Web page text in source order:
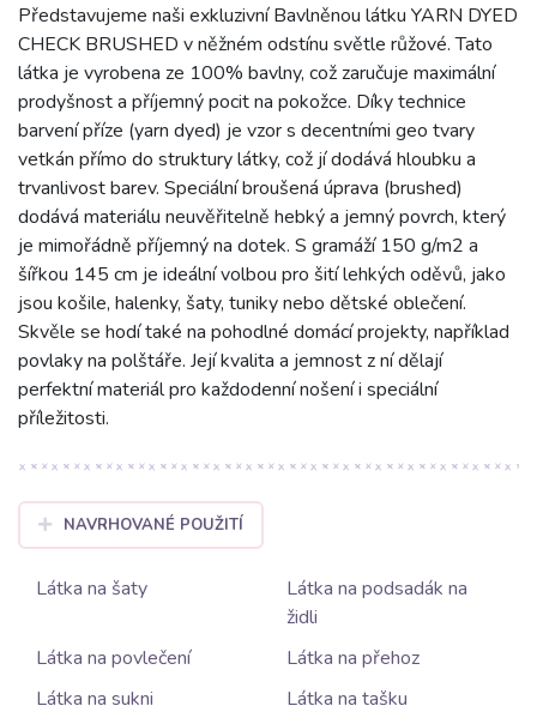
Představujeme naši exkluzivní Bavlněnou látku YARN DYED
CHECK BRUSHED v něžném odstínu světle růžové. Tato
látka je vyrobena ze 100% bavlny, což zaručuje maximální
prodyšnost a příjemný pocit na pokožce. Díky technice
barvení příze (yarn dyed) je vzor s decentními geo tvary
vetkán přímo do struktury látky, což jí dodává hloubku a
trvanlivost barev. Speciální broušená úprava (brushed)
dodává materiálu neuvěřitelně hebký a jemný povrch, který
je mimořádně příjemný na dotek. S gramáží 150 g/m2 a
šířkou 145 cm je ideální volbou pro šití lehkých oděvů, jako
jsou košile, halenky, šaty, tuniky nebo dětské oblečení.
Skvěle se hodí také na pohodlné domácí projekty, například
povlaky na polštáře. Její kvalita a jemnost z ní dělají
perfektní materiál pro každodenní nošení i speciální
příležitosti.
NAVRHOVANÉ POUŽITÍ
Látka na šaty
Látka na podsadák na
židli
Látka na povlečení
Látka na přehoz
Látka na sukni
Látka na tašku